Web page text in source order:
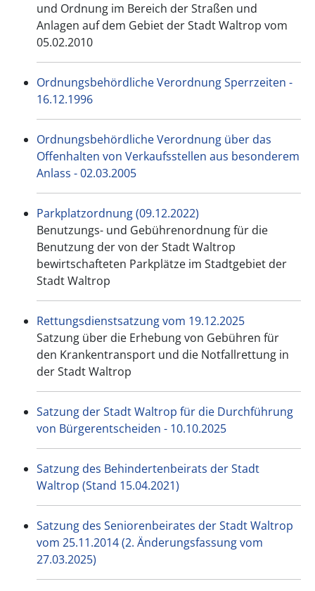
und Ordnung im Bereich der Straßen und
Anlagen auf dem Gebiet der Stadt Waltrop vom
05.02.2010
Ordnungsbehördliche Verordnung Sperrzeiten -
16.12.1996
Ordnungsbehördliche Verordnung über das
Offenhalten von Verkaufsstellen aus besonderem
Anlass - 02.03.2005
Parkplatzordnung (09.12.2022)
Benutzungs- und Gebührenordnung für die
Benutzung der von der Stadt Waltrop
bewirtschafteten Parkplätze im Stadtgebiet der
Stadt Waltrop
Rettungsdienstsatzung vom 19.12.2025
Satzung über die Erhebung von Gebühren für
den Krankentransport und die Notfallrettung in
der Stadt Waltrop
Satzung der Stadt Waltrop für die Durchführung
von Bürgerentscheiden - 10.10.2025
Satzung des Behindertenbeirats der Stadt
Waltrop (Stand 15.04.2021)
Satzung des Seniorenbeirates der Stadt Waltrop
vom 25.11.2014 (2. Änderungsfassung vom
27.03.2025)